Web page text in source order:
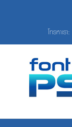
โทรหาเรา: